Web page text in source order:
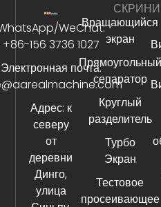
WeChat:
+86-156 3736 1027
Электронная почта:
Адрес: к
северу
от
деревни
Динго,
улица
Вращающийся
экран
Прямоугольный
сепаратор
Круглый
разделитель
Турбо
Экран
Тестовое
просеивающее